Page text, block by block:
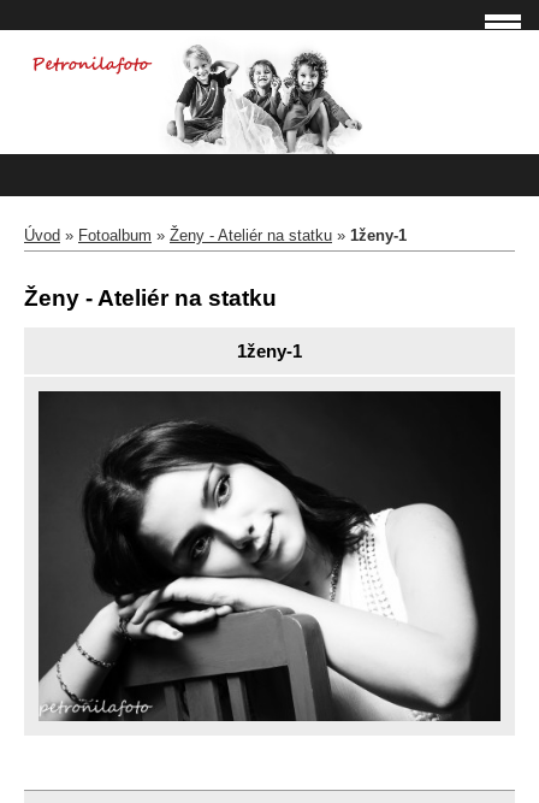
Úvod » Fotoalbum » Ženy - Ateliér na statku » 1ženy-1
Ženy - Ateliér na statku
1ženy-1